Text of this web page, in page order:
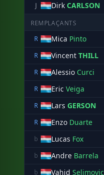
J
Dirk CARLSON
REMPLAÇANTS
R
Mica Pinto
R
Vincent THILL
R
Alessio Curci
R
Eric Veiga
R
Lars GERSON
R
Enzo Duarte
b
Lucas Fox
b Andre Barrela
b Vahid Selimovic